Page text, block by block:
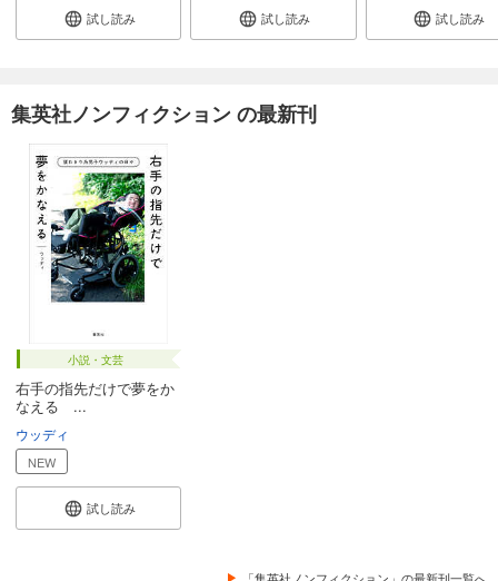
試し読み 試し読み 試し読み
集英社ノンフィクション の最新刊
小説・文芸
右手の指先だけで夢をか
なえる ...
ウッディ
NEW
試し読み